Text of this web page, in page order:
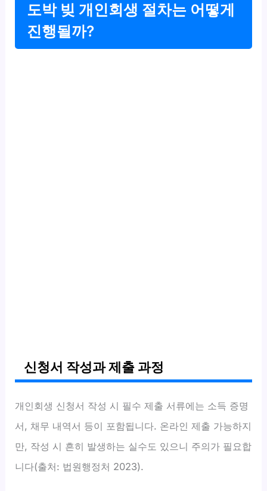
도박 빚 개인회생 절차는 어떻게
진행될까?
신청서 작성과 제출 과정
개인회생 신청서 작성 시 필수 제출 서류에는 소득 증명
서, 채무 내역서 등이 포함됩니다. 온라인 제출 가능하지
만, 작성 시 흔히 발생하는 실수도 있으니 주의가 필요합
니다(출처: 법원행정처 2023).